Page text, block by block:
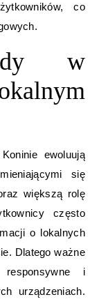
co
w
ewoluują
się
większą rolę
często
o lokalnych
Dlatego ważne
i
urządzeniach.